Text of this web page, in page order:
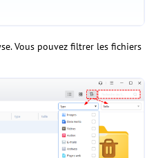
Vous pouvez filtrer les fichiers